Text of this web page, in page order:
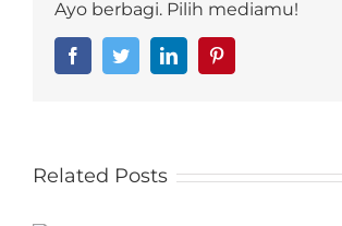
Ayo berbagi. Pilih mediamu!
FacebookTwitterLinkedIn
Related Posts